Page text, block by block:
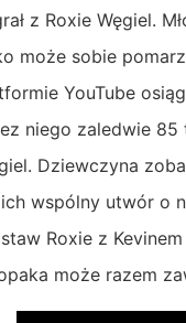
z Roxie Węgiel.
może sobie
YouTube
niego zaledwie 85
Dziewczyna
wspólny utwór o
Roxie z
może razem